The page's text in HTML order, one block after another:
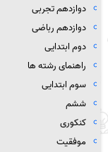
دوازدهم تجربی
دوازدهم رباضی
دوم ابتدایی
راهنمای رشته ها
سوم ابتدایی
ششم
کنکوری
موفقیت